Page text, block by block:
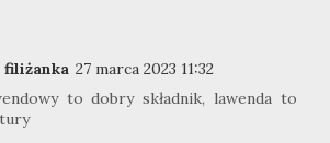
filiżanka 27 marca 2023 11:32
to dobry składnik, lawenda to